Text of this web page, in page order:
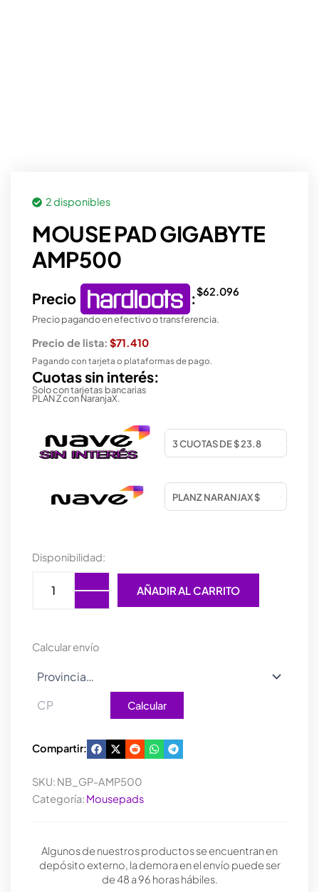
2 disponibles
MOUSE PAD GIGABYTE
AMP500
Precio :$62.096
Precio pagando en efectivo o transferencia.
Precio de lista: $71.410
Pagando con tarjeta o plataformas de pago.
Cuotas sin interés:
Solo con tarjetas bancarias
PLAN Z con NaranjaX.
Disponibilidad:
MOUSE
GIGABYTE
AMP500
AÑADIR AL CARRITO
Calcular envío
Calcular
Compartir:
SKU: NB_GP-AMP500
Categoría: Mousepads
Algunos de nuestros productos se encuentran en
depósito externo, la demora en el envío puede ser
de 48 a 96 horas hábiles.